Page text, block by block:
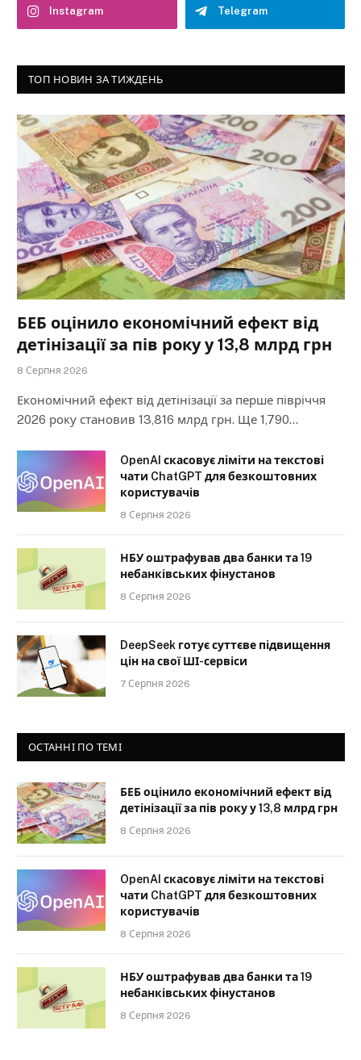
Instagram Telegram
ТОП НОВИН ЗА ТИЖДЕНЬ
БЕБ оцінило економічний ефект від
детінізації за пів року у 13,8 млрд грн
8 Серпня 2026
Економічний ефект від детінізації за перше півріччя
2026 року становив 13,816 млрд грн. Ще 1,790…
OpenAI скасовує ліміти на текстові
чати ChatGPT для безкоштовних
користувачів
8 Серпня 2026
НБУ оштрафував два банки та 19
небанківських фінустанов
8 Серпня 2026
DeepSeek готує суттєве підвищення
цін на свої ШІ-сервіси
7 Серпня 2026
ОСТАННІ ПО ТЕМІ
БЕБ оцінило економічний ефект від
детінізації за пів року у 13,8 млрд грн
8 Серпня 2026
OpenAI скасовує ліміти на текстові
чати ChatGPT для безкоштовних
користувачів
8 Серпня 2026
НБУ оштрафував два банки та 19
небанківських фінустанов
8 Серпня 2026